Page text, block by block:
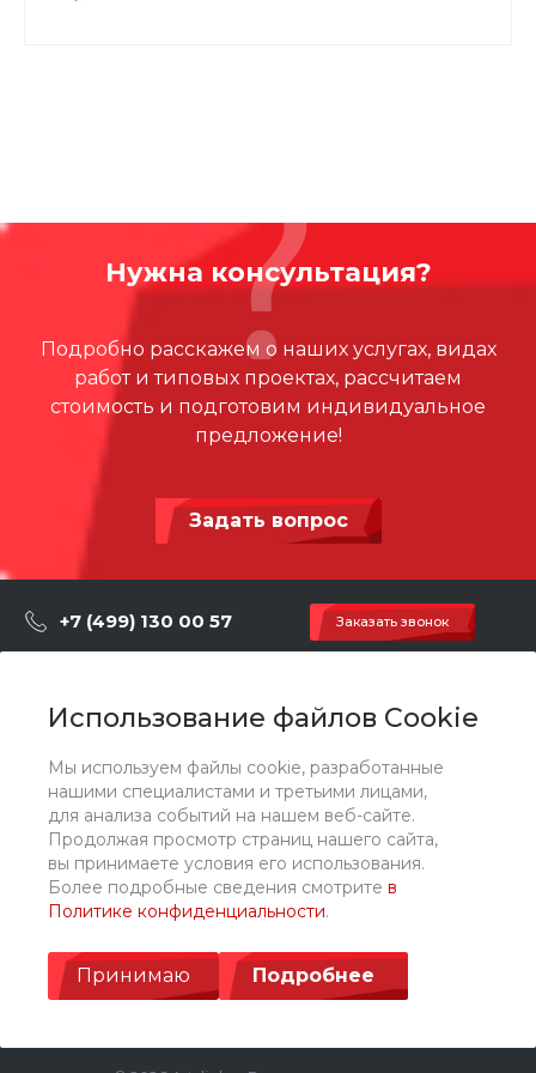
Использование файлов Cookie
Мы используем файлы cookie, разработанные
нашими специалистами и третьими лицами,
для анализа событий на нашем веб-сайте.
Продолжая просмотр страниц нашего сайта,
вы принимаете условия его использования.
Более подробные сведения смотрите в
Политике конфиденциальности.
Принимаю Подробнее
Нужна консультация?
Подробно расскажем о наших услугах, видах
работ и типовых проектах, рассчитаем
стоимость и подготовим индивидуальное
предложение!
Задать вопрос
+7 (499) 130 00 57 Заказать звонок
г. Москва, Марксистская 3 стр.2
О компании
Каталог
Услуги